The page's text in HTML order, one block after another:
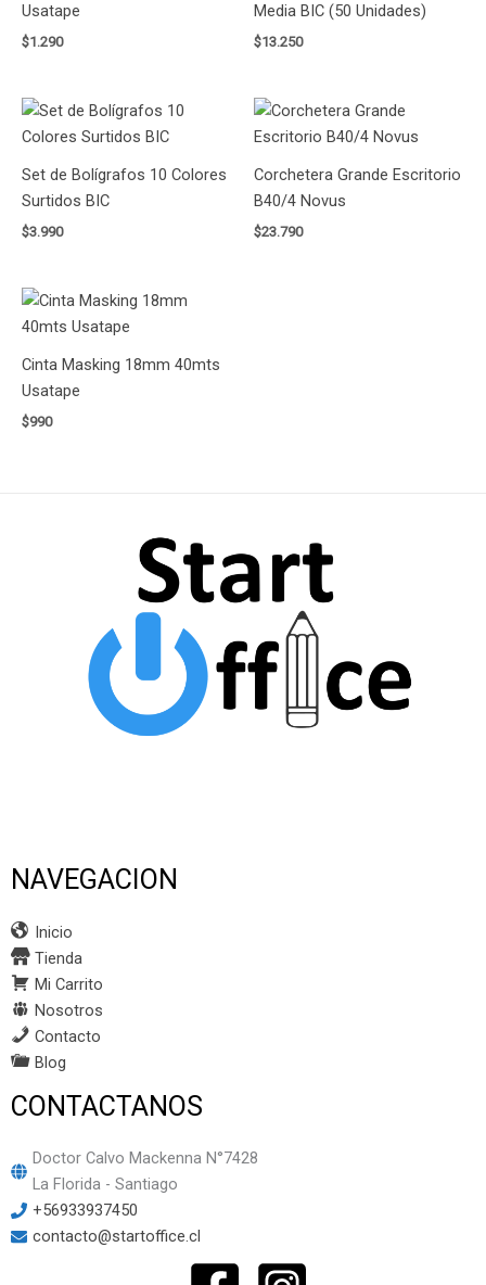
Usatape
$1.290
Media BIC (50 Unidades)
$13.250
Set de Bolígrafos 10 Colores
Surtidos BIC
$3.990
Corchetera Grande Escritorio
B40/4 Novus
$23.790
Cinta Masking 18mm 40mts
Usatape
$990
NAVEGACION
Inicio
Tienda
Mi Carrito
Nosotros
Contacto
Blog
CONTACTANOS
Doctor Calvo Mackenna N°7428
La Florida - Santiago
+56933937450
contacto@startoffice.cl